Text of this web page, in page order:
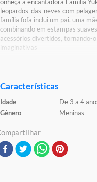
leopardos-das-neves com
família fofa inclui um pai, uma
combinando em estampas
acessórios divertidos, tornando-
imaginativas
Produtos)
Características:
Material/Composição: Plástico
Código de Barras:
Ref: 5814
Marca: Epoch
Características
Idade
De 3 a 4
Gênero
Meninas